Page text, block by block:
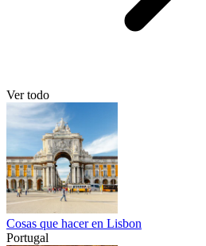
Ver todo
Cosas que hacer en Lisbon
Portugal